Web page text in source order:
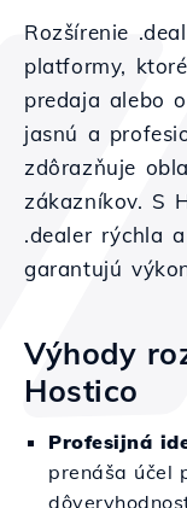
Rozšírenie
platformy,
predaja alebo
jasnú a
zdôrazňuje
zákazníkov. S
.dealer rýchla
garantujú
Výhody
Hostico
Profesijná
prenáša účel